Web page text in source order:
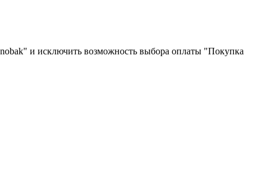
и исключить возможность выбора оплаты "Покупка